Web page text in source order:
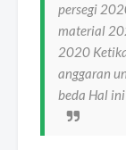
persegi
material
2020
anggaran
beda Hal